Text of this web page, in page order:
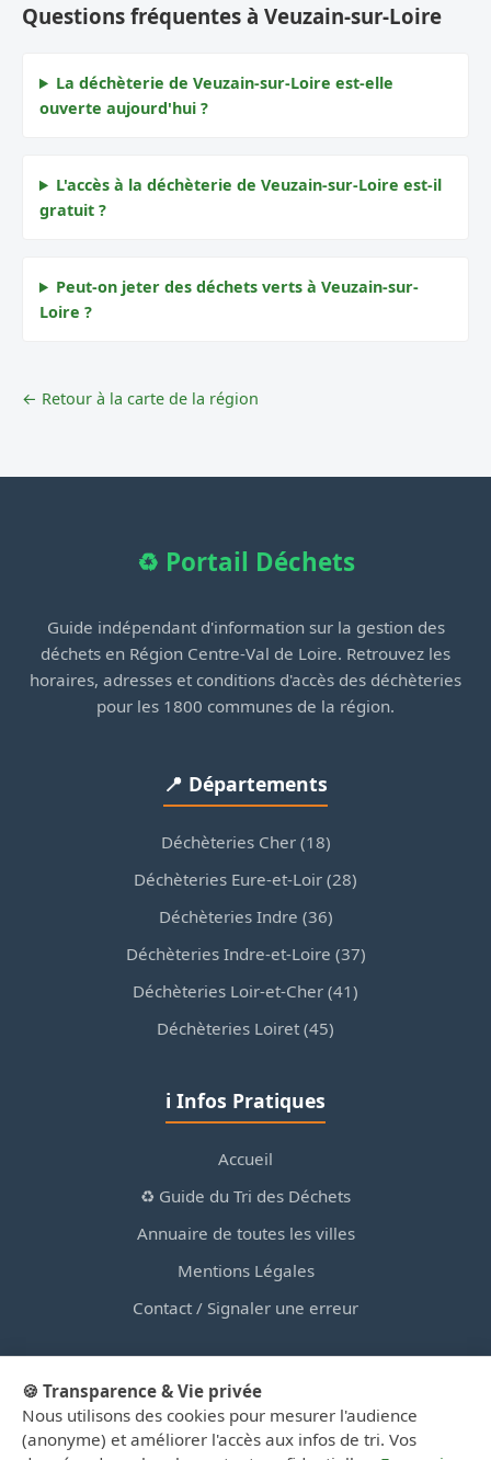
Questions fréquentes à Veuzain-sur-Loire
La déchèterie de Veuzain-sur-Loire est-elle
ouverte aujourd'hui ?
L'accès à la déchèterie de Veuzain-sur-Loire est-il
gratuit ?
Peut-on jeter des déchets verts à Veuzain-sur-
Loire ?
← Retour à la carte de la région
♻️ Portail Déchets
Guide indépendant d'information sur la gestion des
déchets en Région Centre-Val de Loire. Retrouvez les
horaires, adresses et conditions d'accès des déchèteries
pour les 1800 communes de la région.
📍 Départements
Déchèteries Cher (18)
Déchèteries Eure-et-Loir (28)
Déchèteries Indre (36)
Déchèteries Indre-et-Loire (37)
Déchèteries Loir-et-Cher (41)
Déchèteries Loiret (45)
ℹ️ Infos Pratiques
Accueil
♻️ Guide du Tri des Déchets
Annuaire de toutes les villes
Mentions Légales
Contact / Signaler une erreur
© 2026 PortailDesDechetsEnRegionCentre.fr — Site
d'information privé, non affilié aux collectivités.
🍪 Transparence & Vie privée
Nous utilisons des cookies pour mesurer l'audience
(anonyme) et améliorer l'accès aux infos de tri. Vos